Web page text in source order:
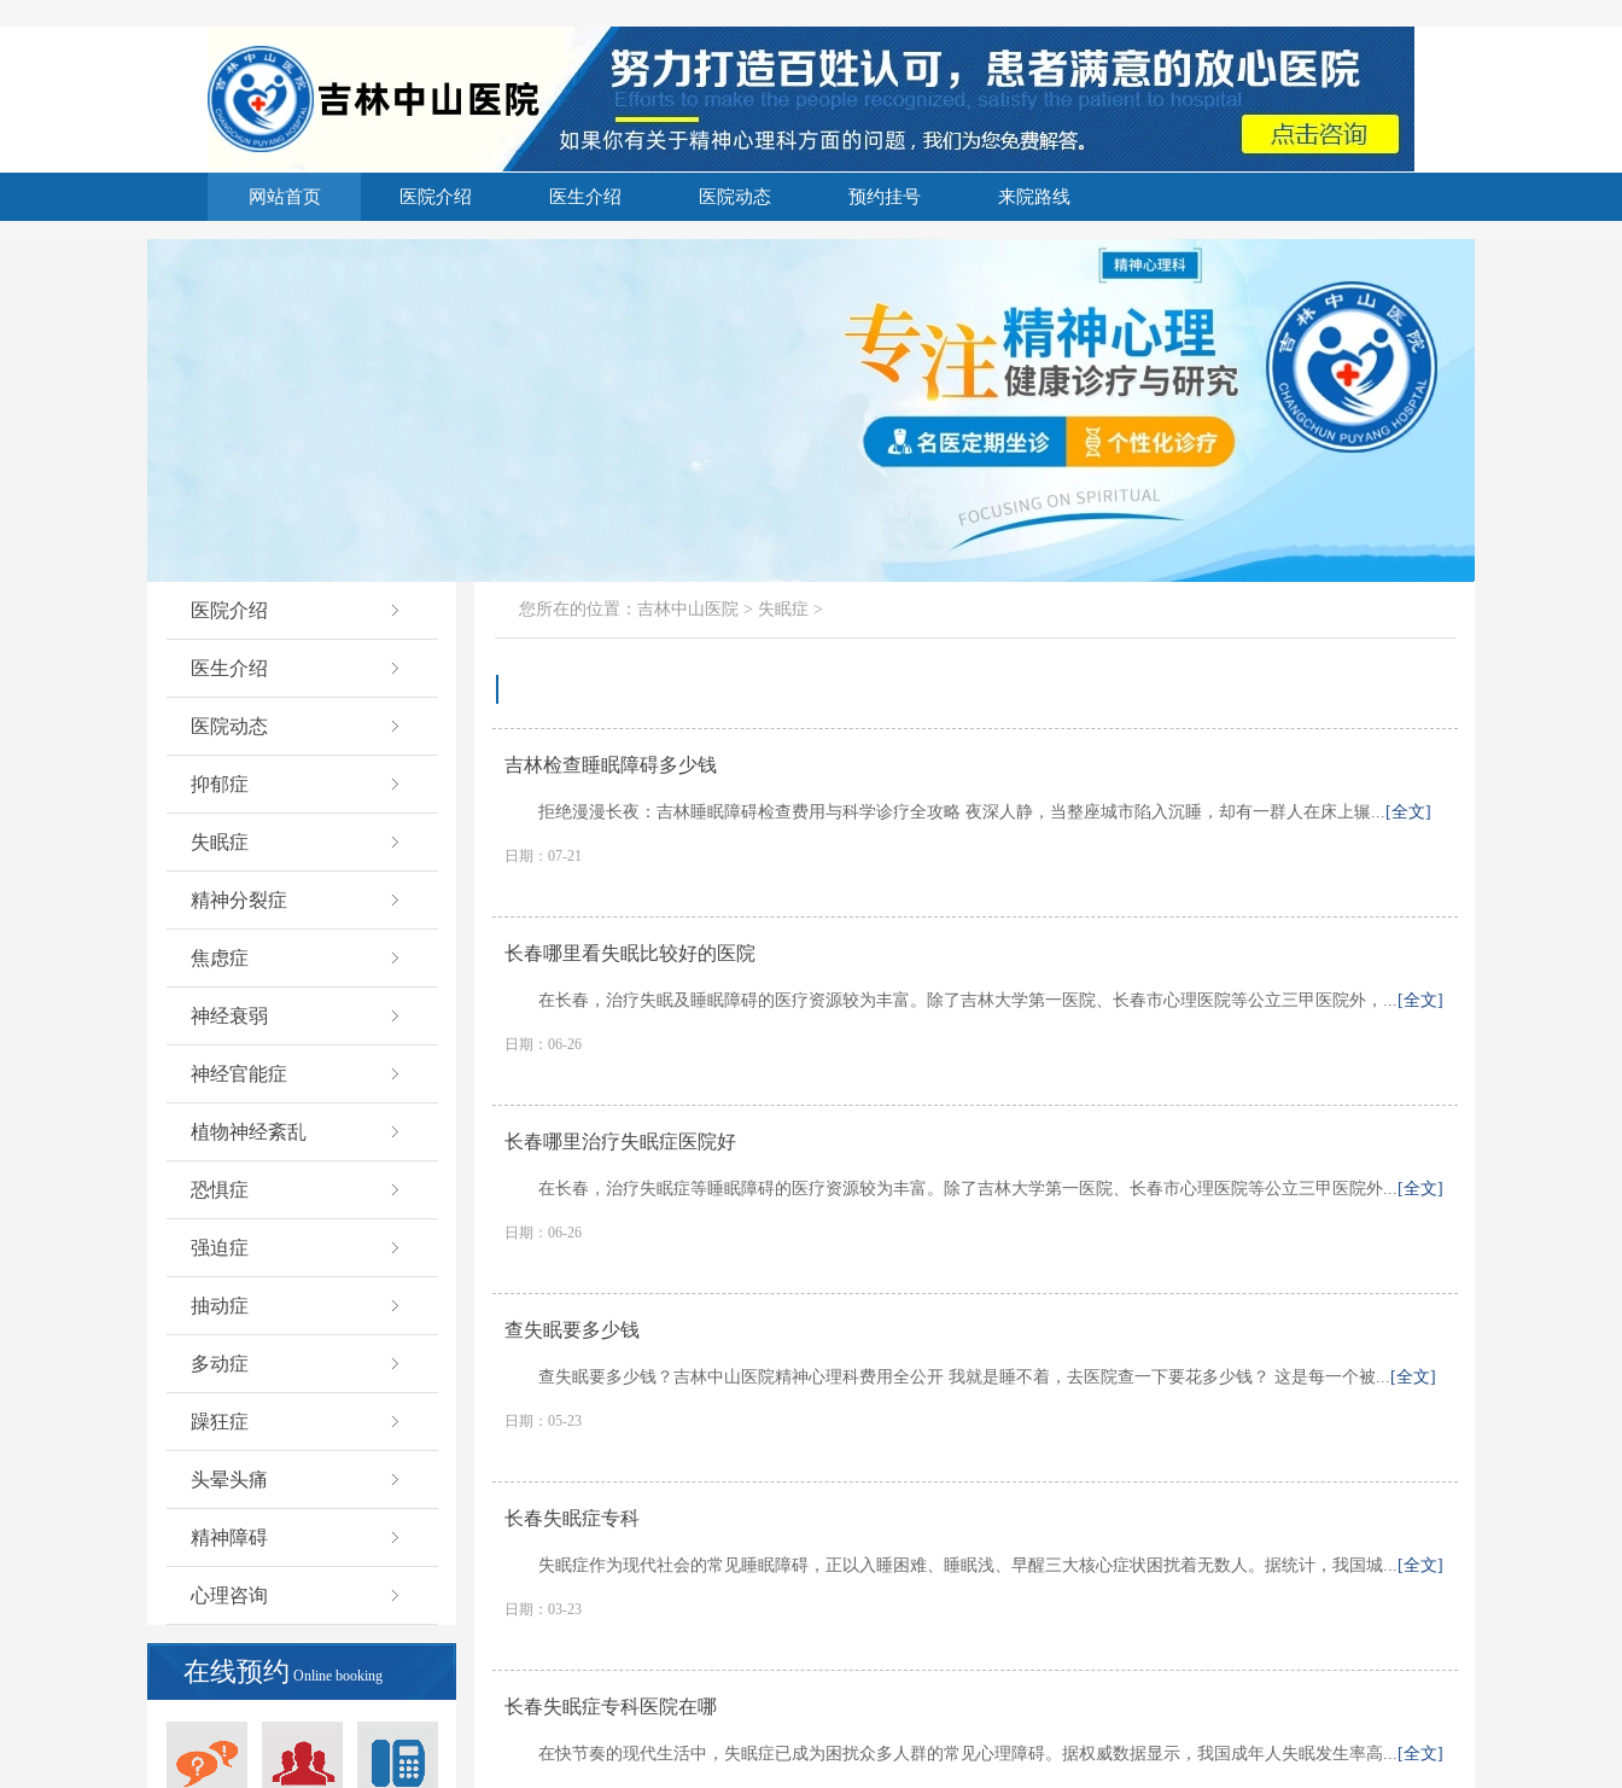
网站首页 医院介绍 医生介绍 医院动态 预约挂号 来院路线
医院介绍
医生介绍
医院动态
抑郁症
失眠症
精神分裂症
焦虑症
神经衰弱
神经官能症
植物神经紊乱
恐惧症
强迫症
抽动症
多动症
躁狂症
头晕头痛
精神障碍
心理咨询
在线预约 Online booking
您所在的位置： 吉林中山医院> 失眠症 >
吉林检查睡眠障碍多少钱
拒绝漫漫长夜：吉林睡眠障碍检查费用与科学诊疗全攻略 夜深人静，当整座城市陷入沉睡，却有一群人在床上辗... [全文]
日期：07-21
长春哪里看失眠比较好的医院
在长春，治疗失眠及睡眠障碍的医疗资源较为丰富。除了吉林大学第一医院、长春市心理医院等公立三甲医院外，... [全文]
日期：06-26
长春哪里治疗失眠症医院好
在长春，治疗失眠症等睡眠障碍的医疗资源较为丰富。除了吉林大学第一医院、长春市心理医院等公立三甲医院外... [全文]
日期：06-26
查失眠要多少钱
查失眠要多少钱？吉林中山医院精神心理科费用全公开 我就是睡不着，去医院查一下要花多少钱？ 这是每一个被... [全文]
日期：05-23
长春失眠症专科
失眠症作为现代社会的常见睡眠障碍，正以入睡困难、睡眠浅、早醒三大核心症状困扰着无数人。据统计，我国城... [全文]
日期：03-23
长春失眠症专科医院在哪
在快节奏的现代生活中，失眠症已成为困扰众多人群的常见心理障碍。据权威数据显示，我国成年人失眠发生率高... [全文]